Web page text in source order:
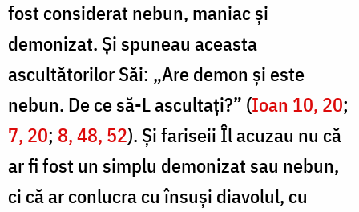
fost considerat nebun, maniac și
demonizat. Și spuneau aceasta
ascultătorilor Săi: „Are demon și este
nebun. De ce să-L ascultați?” (Ioan 10, 20;
7, 20; 8, 48, 52). Și fariseii Îl acuzau nu că
ar fi fost un simplu demonizat sau nebun,
ci că ar conlucra cu însuși diavolul, cu